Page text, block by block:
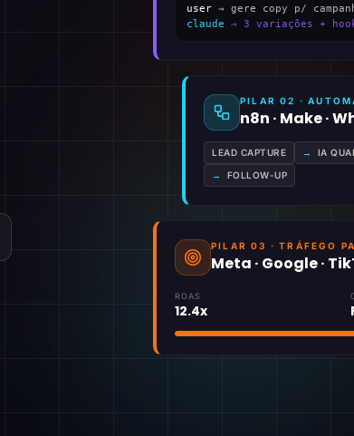
user → gere copy p/
claude → 3 variações +
PILAR 02 ·
n8n · Make ·
LEAD CAPTURE → IA
→ FOLLOW-UP
PILAR 03 · TRÁFEGO
Meta · Google ·
ROAS
12.4x